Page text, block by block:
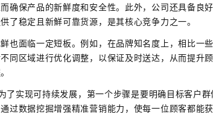
确保产品的新鮮度和安全性。此外，公司还具备良
了稳定且新鮮可靠货源，是其核心竞争力之一。
也面临一定短板。例如，在品牌知名度上，相比一
不同区域进行优化调整，以保证及时送达，从而提
了实现可持续发展，第一个步骤是要明确目标客户
过数据挖掘增强精准营销能力，使每一位顾客都能